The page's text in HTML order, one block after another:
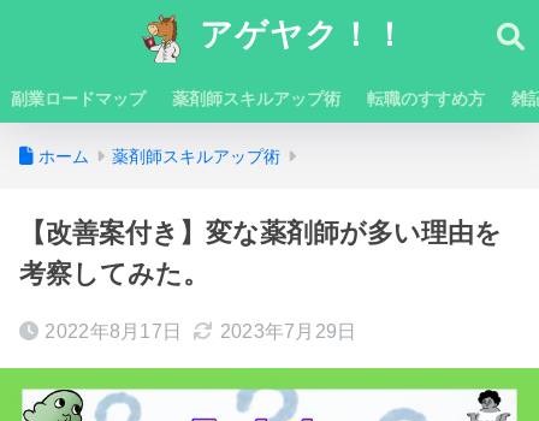
アゲヤク！！
副業ロードマップ 薬剤師スキルアップ術 転職のすすめ方 雑
ホーム 薬剤師スキルアップ術
【改善案付き】変な薬剤師が多い理由を
考察してみた。
2022年8月17日 2023年7月29日